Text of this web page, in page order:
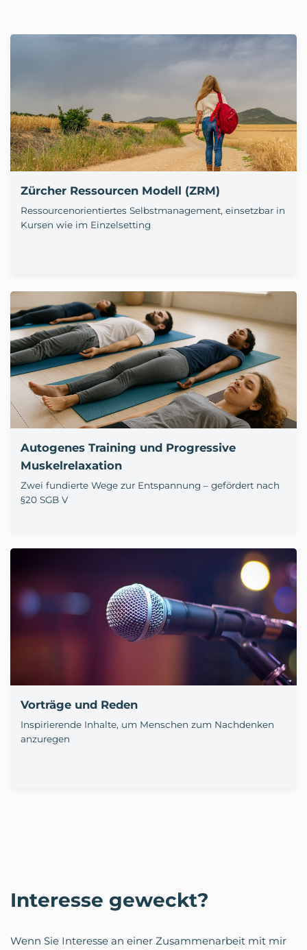
Zürcher Ressourcen Modell (ZRM)
Ressourcenorientiertes Selbstmanagement, einsetzbar in
Kursen wie im Einzelsetting
Autogenes Training und Progressive
Muskelrelaxation
Zwei fundierte Wege zur Entspannung – gefördert nach
§20 SGB V
Vorträge und Reden
Inspirierende Inhalte, um Menschen zum Nachdenken
anzuregen
Interesse geweckt?
Wenn Sie Interesse an einer Zusammenarbeit mit mir